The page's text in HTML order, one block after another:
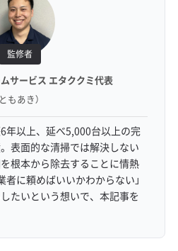
監修者
サービス エタククミ代表
もあき）
年以上、延べ5,000台以上の完
表面的な清掃では解決しない
根本から除去することに情熱
者に頼めばいいかわからない」
たいという想いで、本記事を